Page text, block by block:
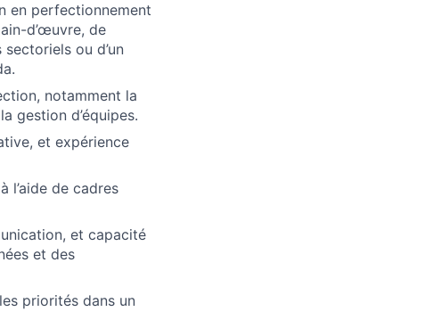
en perfectionnement
d’œuvre, de
ou d’un
notamment la
gestion d’équipes.
et expérience
l’aide de cadres
et capacité
et des
priorités dans un